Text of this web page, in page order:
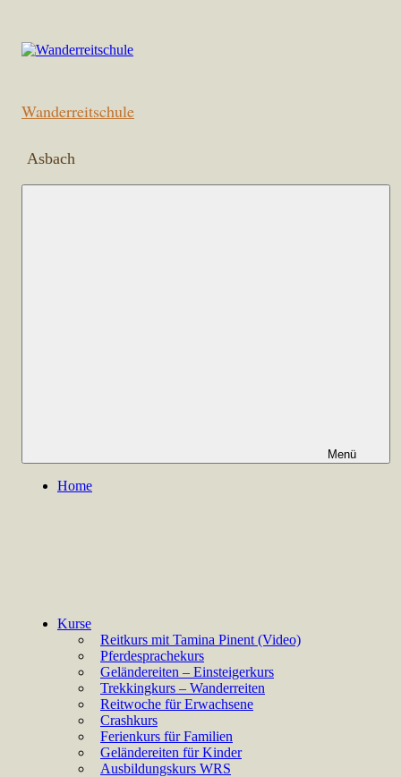
springen
Wanderreitschule
Asbach
Menü
Home
Kurse
Reitkurs mit Tamina Pinent (Video)
Pferdesprachekurs
Geländereiten – Einsteigerkurs
Trekkingkurs – Wanderreiten
Reitwoche für Erwachsene
Crashkurs
Ferienkurs für Familien
Geländereiten für Kinder
Ausbildungskurs WRS